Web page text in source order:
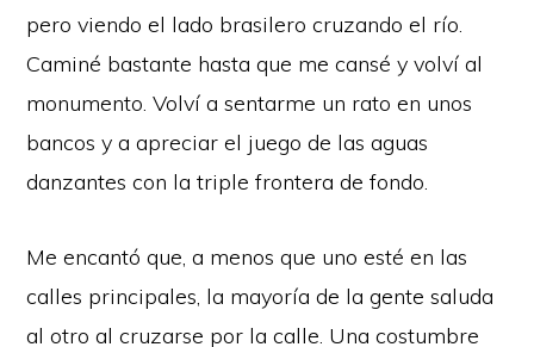
pero viendo el lado brasilero cruzando el río.
Caminé bastante hasta que me cansé y volví al
monumento. Volví a sentarme un rato en unos
bancos y a apreciar el juego de las aguas
danzantes con la triple frontera de fondo.
Me encantó que, a menos que uno esté en las
calles principales, la mayoría de la gente saluda
al otro al cruzarse por la calle. Una costumbre